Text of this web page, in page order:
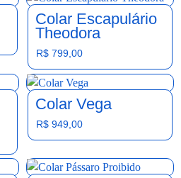
Colar Escapulário
Theodora
R$ 799,00
Colar Vega
R$ 949,00